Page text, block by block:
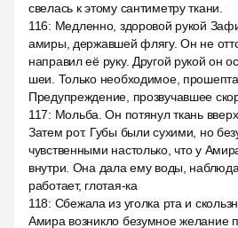
свелась к этому сантиметру ткани.
116: Медленно, здоровой рукой
амиры, державшей флягу. Он не
направил её руку. Другой рукой он
шеи. Только необходимое,
Предупреждение, прозвучавшее
117: Мольба. Он потянул ткань
Затем рот. Губы были сухими, но
чувственными настолько, что у
внутри. Она дала ему воды,
работает, глотая-ка
118: Сбежала из уголка рта и
Амира возникло безумное желание